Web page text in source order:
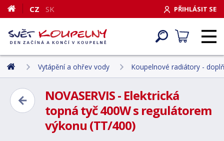
PŘIHLÁSIT SE
CZ SK
Vytápění a ohřev vody Koupelnové radiátory -
NOVASERVIS - Elektrická
topná tyč 400W s regulátorem
výkonu (TT/400)